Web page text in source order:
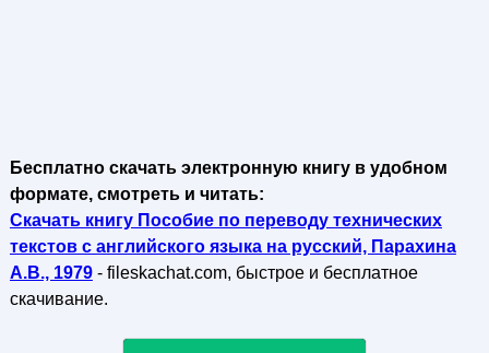
Бесплатно скачать электронную книгу в удобном
формате, смотреть и читать:
Скачать книгу Пособие по переводу технических
текстов с английского языка на русский, Парахина
А.В., 1979- fileskachat.com, быстрое и бесплатное
скачивание.